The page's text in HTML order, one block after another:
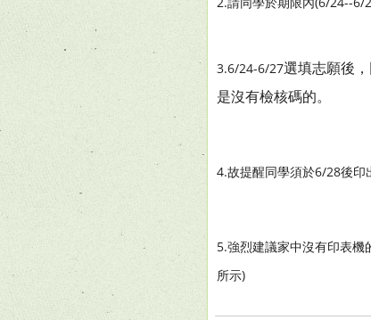
3.6/24-6/27選填志願後
是沒有檢核碼的。
4.故提醒同學須於6/28後
5.強烈建議家中沒有印表
所示)